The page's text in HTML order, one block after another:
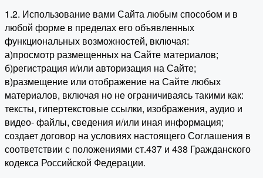
1.2. Использование вами Сайта любым способом и в
любой форме в пределах его объявленных
функциональных возможностей, включая:
а)просмотр размещенных на Сайте материалов;
б)регистрация и/или авторизация на Сайте;
в)размещение или отображение на Сайте любых
материалов, включая но не ограничиваясь такими как:
тексты, гипертекстовые ссылки, изображения, аудио и
видео- файлы, сведения и/или иная информация;
создает договор на условиях настоящего Соглашения в
соответствии с положениями ст.437 и 438 Гражданского
кодекса Российской Федерации.